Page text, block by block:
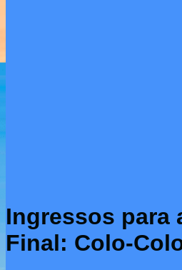
Ingressos para
Final: Colo-